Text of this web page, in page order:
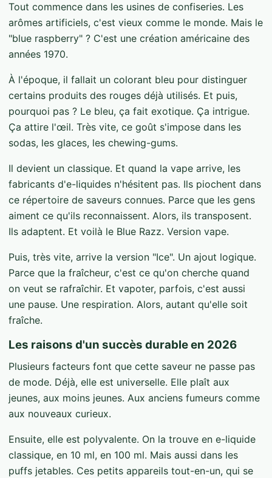
Tout commence dans les usines de confiseries. Les
arômes artificiels, c'est vieux comme le monde. Mais le
"blue raspberry" ? C'est une création américaine des
années 1970.
À l'époque, il fallait un colorant bleu pour distinguer
certains produits des rouges déjà utilisés. Et puis,
pourquoi pas ? Le bleu, ça fait exotique. Ça intrigue.
Ça attire l'œil. Très vite, ce goût s'impose dans les
sodas, les glaces, les chewing-gums.
Il devient un classique. Et quand la vape arrive, les
fabricants d'e-liquides n'hésitent pas. Ils piochent dans
ce répertoire de saveurs connues. Parce que les gens
aiment ce qu'ils reconnaissent. Alors, ils transposent.
Ils adaptent. Et voilà le Blue Razz. Version vape.
Puis, très vite, arrive la version "Ice". Un ajout logique.
Parce que la fraîcheur, c'est ce qu'on cherche quand
on veut se rafraîchir. Et vapoter, parfois, c'est aussi
une pause. Une respiration. Alors, autant qu'elle soit
fraîche.
Les raisons d'un succès durable en 2026
Plusieurs facteurs font que cette saveur ne passe pas
de mode. Déjà, elle est universelle. Elle plaît aux
jeunes, aux moins jeunes. Aux anciens fumeurs comme
aux nouveaux curieux.
Ensuite, elle est polyvalente. On la trouve en e-liquide
classique, en 10 ml, en 100 ml. Mais aussi dans les
puffs jetables. Ces petits appareils tout-en-un, qui se